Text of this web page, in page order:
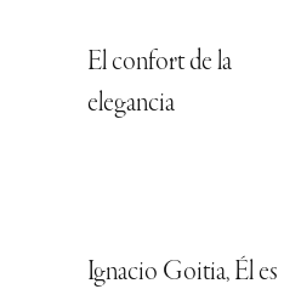
El confort de la
elegancia
Ignacio Goitia, Él es